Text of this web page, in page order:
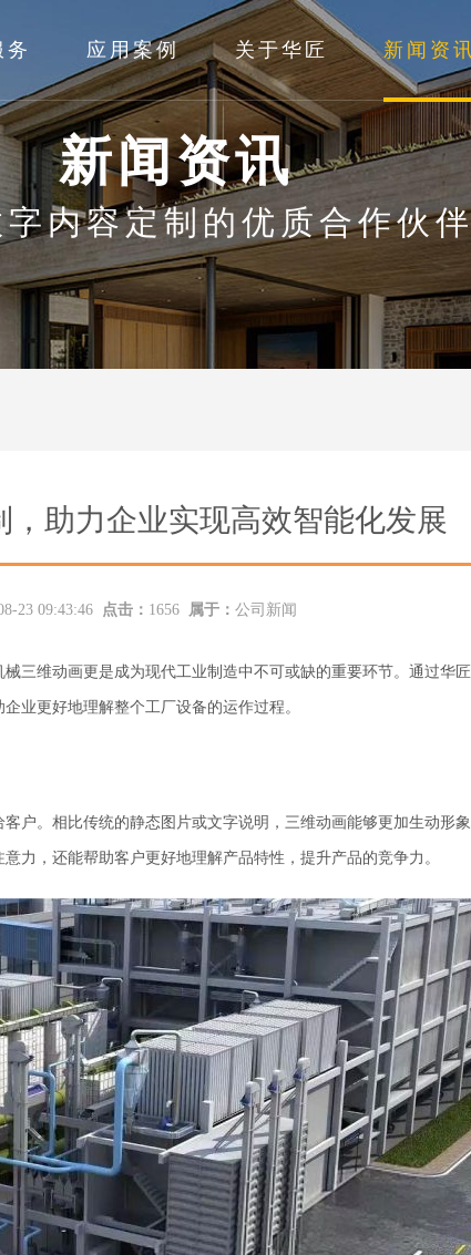
务 应用案例 关于华匠 新闻资
新闻资讯
内容定制的优质合作伙
助力企业实现高效智能化发展
23 09:43:46 点击： 1656 属于： 公司新闻
三维动画更是成为现代工业制造中不可或缺的重要环节。通过华
企业更好地理解整个工厂设备的运作过程。
户。相比传统的静态图片或文字说明，三维动画能够更加生动形
力，还能帮助客户更好地理解产品特性，提升产品的竞争力。